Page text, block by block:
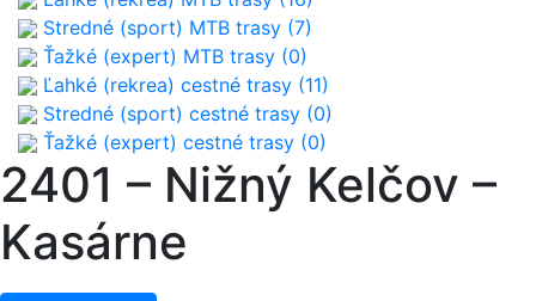
Stredné (sport) MTB trasy (7)
Ťažké (expert) MTB trasy (0)
Ľahké (rekrea) cestné trasy (11)
Stredné (sport) cestné trasy (0)
Ťažké (expert) cestné trasy (0)
2401 – Nižný Kelčov –
Kasárne